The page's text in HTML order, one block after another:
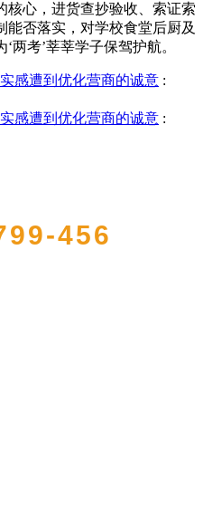
核心，进货查抄验收、索证索
能否落实，对学校食堂后厨及
两考’莘莘学子保驾护航。
感遭到优化营商的诚意 :
感遭到优化营商的诚意 :
456